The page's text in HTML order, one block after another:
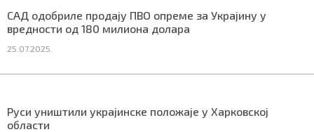
САД одобриле продају ПВО опреме за Украјину у
вредности од 180 милиона долара
25.07.2025.
Руси уништили украјинске положаје у Харковској
области